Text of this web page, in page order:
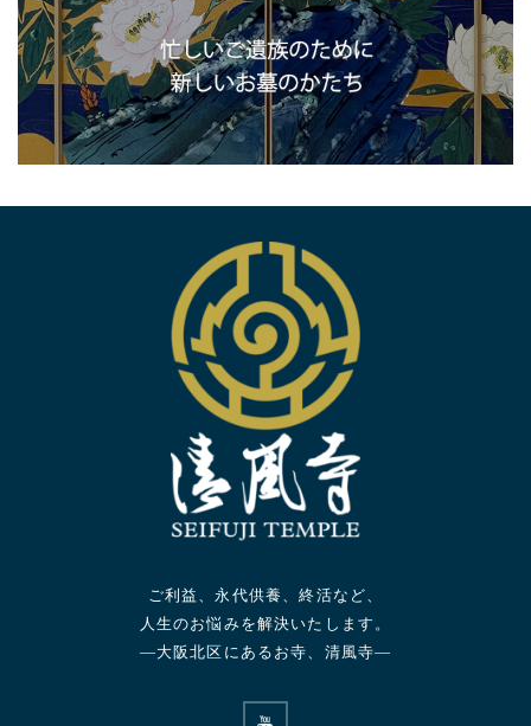
ご利益、永代供養、終活など、
人生のお悩みを解決いたします。
—大阪北区にあるお寺、清風寺—